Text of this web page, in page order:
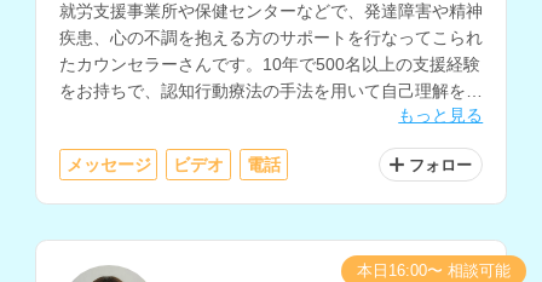
就労支援事業所や保健センターなどで、発達障害や精神
疾患、心の不調を抱える方のサポートを行なってこられ
たカウンセラーさんです。10年で500名以上の支援経験
をお持ちで、認知行動療法の手法を用いて自己理解を深
めるサポートやセルフケアに関する相談にも対応されて
います。
もっと見る
メッセージ ビデオ 電話 フォロー
本日16:00〜 相談可能